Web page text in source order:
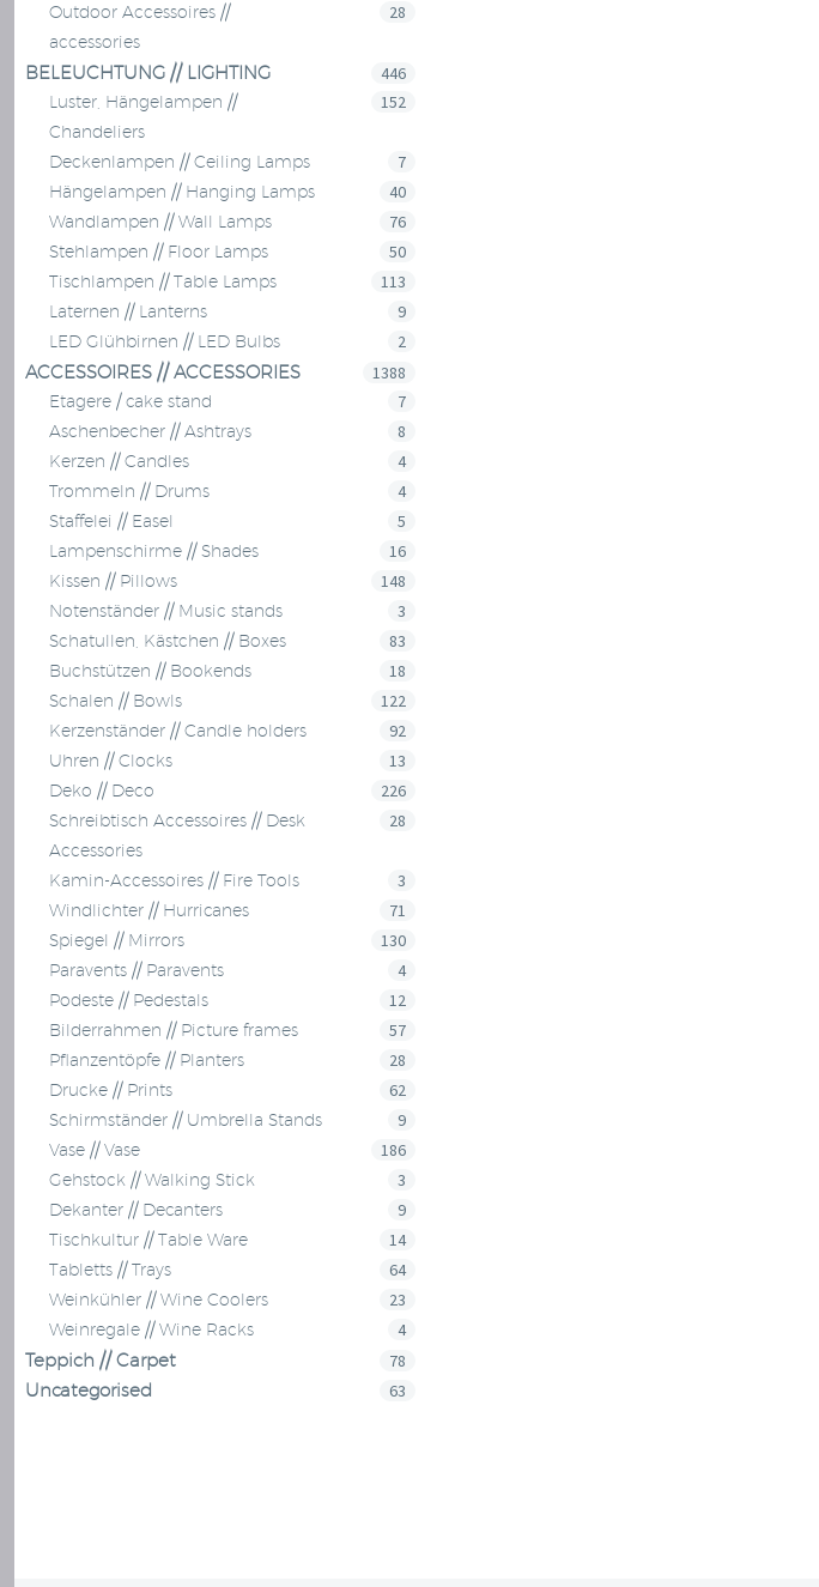
Outdoor Accessoires //
accessories
28
BELEUCHTUNG // LIGHTING 446
Luster, Hängelampen //
Chandeliers
152
Deckenlampen // Ceiling Lamps 7
Hängelampen // Hanging Lamps 40
Wandlampen // Wall Lamps 76
Stehlampen // Floor Lamps 50
Tischlampen // Table Lamps 113
Laternen // Lanterns 9
LED Glühbirnen // LED Bulbs 2
ACCESSOIRES // ACCESSORIES 1388
Etagere / cake stand 7
Aschenbecher // Ashtrays 8
Kerzen // Candles 4
Trommeln // Drums 4
Staffelei // Easel 5
Lampenschirme // Shades 16
Kissen // Pillows 148
Notenständer // Music stands 3
Schatullen, Kästchen // Boxes 83
Buchstützen // Bookends 18
Schalen // Bowls 122
Kerzenständer // Candle holders 92
Uhren // Clocks 13
Deko // Deco 226
Schreibtisch Accessoires // Desk
Accessories
28
Kamin-Accessoires // Fire Tools 3
Windlichter // Hurricanes 71
Spiegel // Mirrors 130
Paravents // Paravents 4
Podeste // Pedestals 12
Bilderrahmen // Picture frames 57
Pflanzentöpfe // Planters 28
Drucke // Prints 62
Schirmständer // Umbrella Stands 9
Vase // Vase 186
Gehstock // Walking Stick 3
Dekanter // Decanters 9
Tischkultur // Table Ware 14
Tabletts // Trays 64
Weinkühler // Wine Coolers 23
Weinregale // Wine Racks 4
Teppich // Carpet 78
Uncategorised 63